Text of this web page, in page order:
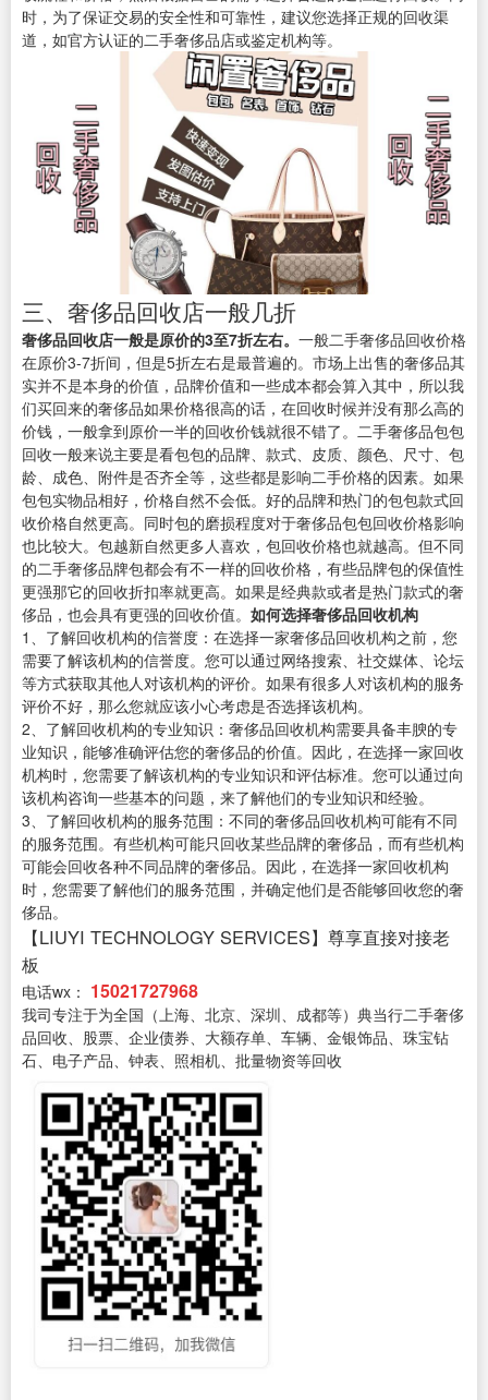
时，为了保证交易的安全性和可靠性，建议您选择正规的回收渠
道，如官方认证的二手奢侈品店或鉴定机构等。
三、奢侈品回收店一般几折
奢侈品回收店一般是原价的3至7折左右。 一般二手奢侈品回收价格
在原价3-7折间，但是5折左右是最普遍的。市场上出售的奢侈品其
实并不是本身的价值，品牌价值和一些成本都会算入其中，所以我
们买回来的奢侈品如果价格很高的话，在回收时候并没有那么高的
价钱，一般拿到原价一半的回收价钱就很不错了。二手奢侈品包包
回收一般来说主要是看包包的品牌、款式、皮质、颜色、尺寸、包
龄、成色、附件是否齐全等，这些都是影响二手价格的因素。如果
包包实物品相好，价格自然不会低。好的品牌和热门的包包款式回
收价格自然更高。同时包的磨损程度对于奢侈品包包回收价格影响
也比较大。包越新自然更多人喜欢，包回收价格也就越高。但不同
的二手奢侈品牌包都会有不一样的回收价格，有些品牌包的保值性
更强那它的回收折扣率就更高。如果是经典款或者是热门款式的奢
侈品，也会具有更强的回收价值。 如何选择奢侈品回收机构
1、了解回收机构的信誉度：在选择一家奢侈品回收机构之前，您
需要了解该机构的信誉度。您可以通过网络搜索、社交媒体、论坛
等方式获取其他人对该机构的评价。如果有很多人对该机构的服务
评价不好，那么您就应该小心考虑是否选择该机构。
2、了解回收机构的专业知识：奢侈品回收机构需要具备丰腴的专
业知识，能够准确评估您的奢侈品的价值。因此，在选择一家回收
机构时，您需要了解该机构的专业知识和评估标准。您可以通过向
该机构咨询一些基本的问题，来了解他们的专业知识和经验。
3、了解回收机构的服务范围：不同的奢侈品回收机构可能有不同
的服务范围。有些机构可能只回收某些品牌的奢侈品，而有些机构
可能会回收各种不同品牌的奢侈品。因此，在选择一家回收机构
时，您需要了解他们的服务范围，并确定他们是否能够回收您的奢
侈品。
【LIUYI TECHNOLOGY SERVICES】尊享直接对接老
板
电话wx： 15021727968
我司专注于为全国（上海、北京、深圳、成都等）典当行二手奢侈
品回收、股票、企业债券、大额存单、车辆、金银饰品、珠宝钻
石、电子产品、钟表、照相机、批量物资等回收